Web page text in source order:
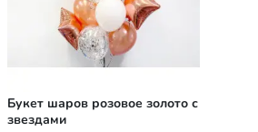
Букет шаров розовое золото с
звездами